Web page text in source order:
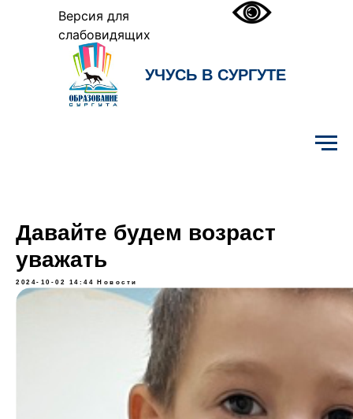
Версия для
слабовидящих
УЧУСЬ В СУРГУТЕ
Давайте будем возраст
уважать
2024-10-02 14:44 Новости